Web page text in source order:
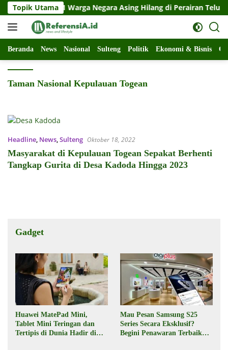
Langsung
ke
konten
Topik Utama
11 Warga Negara Asing Hilang di Perairan Teluk Tomini
Beranda News Nasional Sulteng Politik Ekonomi & Bisnis
Taman Nasional Kepulauan Togean
Headline, News,Sulteng Oktober 18, 2022
Masyarakat di Kepulauan Togean Sepakat Berhenti
Tangkap Gurita di Desa Kadoda Hingga 2023
Gadget
Huawei MatePad Mini,
Tablet Mini Teringan dan
Tertipis di Dunia Hadir di
Mau Pesan Samsung S25
Series Secara Eksklusif?
Begini Penawaran Terbaik